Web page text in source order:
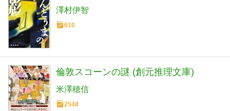
澤村伊智
610
倫敦スコーンの謎 (創元推理文庫)
米澤穂信
2548